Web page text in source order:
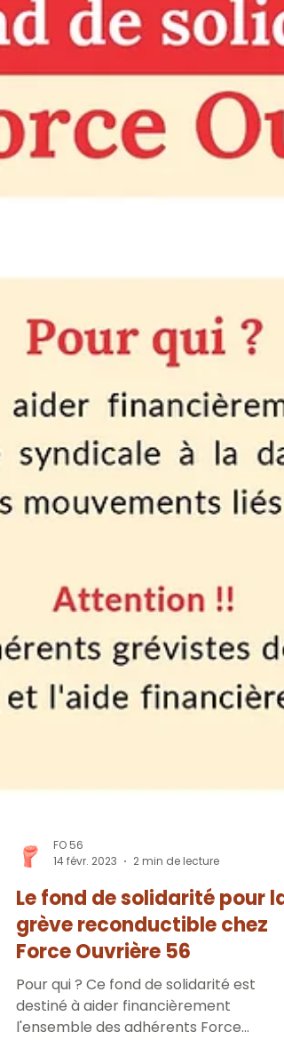
FO 56
14 févr. 2023
2 min de lecture
Le fond de solidarité pour la